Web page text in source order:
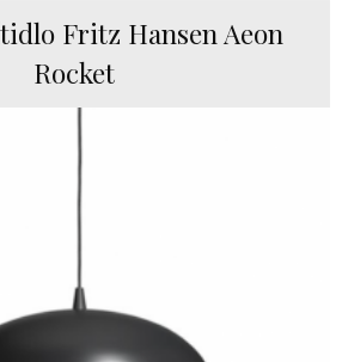
Fritz Hansen Aeon
Rocket